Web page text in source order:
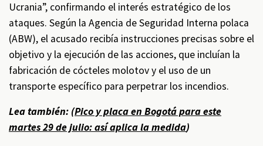
Ucrania”, confirmando el interés estratégico de los
ataques. Según la Agencia de Seguridad Interna polaca
(ABW), el acusado recibía instrucciones precisas sobre el
objetivo y la ejecución de las acciones, que incluían la
fabricación de cócteles molotov y el uso de un
transporte específico para perpetrar los incendios.
Lea también: (Pico y placa en Bogotá para este
martes 29 de julio: así aplica la medida)